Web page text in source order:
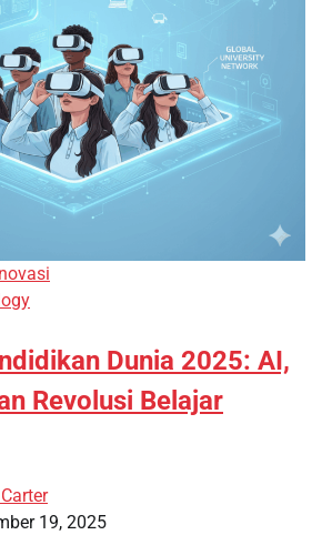
Dunia 2025: AI,
Revolusi Belajar
19, 2025